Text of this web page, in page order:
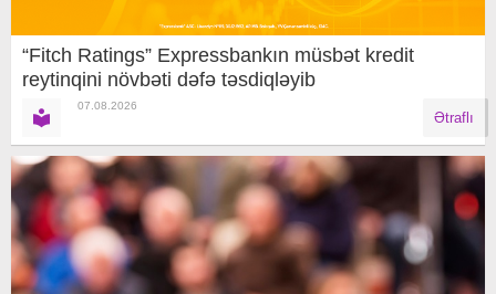
“Fitch Ratings” Expressbankın müsbət kredit
reytinqini növbəti dəfə təsdiqləyib
07.08.2026
Ətraflı